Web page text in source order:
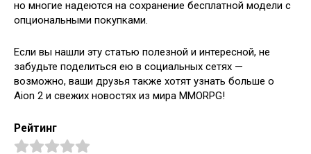
но многие надеются на сохранение бесплатной модели с
опциональными покупками.
Если вы нашли эту статью полезной и интересной, не
забудьте поделиться ею в социальных сетях —
возможно, ваши друзья также хотят узнать больше о
Aion 2 и свежих новостях из мира MMORPG!
Рейтинг